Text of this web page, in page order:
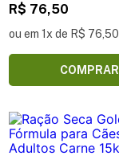
R$ 76,50
ou em 1x de R$ 76,50
COMPRAR